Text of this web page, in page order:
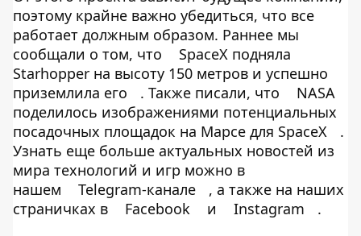
поэтому крайне важно убедиться, что все
работает должным образом. Раннее мы
сообщали о том, что
SpaceX подняла
Starhopper на высоту 150 метров и успешно
приземлила его
. Также писали, что
NASA
поделилось изображениями потенциальных
посадочных площадок на Марсе для SpaceX
.
Узнать еще больше актуальных новостей из
мира технологий и игр можно в
нашем
Telegram-канале
, а также на наших
страничках в
Facebook и Instagram .